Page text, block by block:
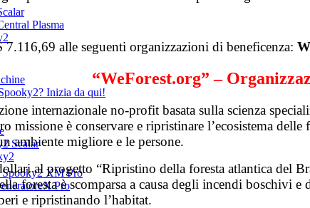
Plasma
Inizia da qui!
Scalar
Spooky2 XM Pro
Pro
7.116,69 alle seguenti organizzazioni di beneficenza:
“WeForest.org” –
internazionale no-profit basata sulla scienza
missione è conservare e ripristinare l’ecosistema
ambiente migliore e le persone.
al progetto “Ripristino della foresta atlantica del
foresta è scomparsa a causa degli incendi boschivi
e ripristinando l’habitat.